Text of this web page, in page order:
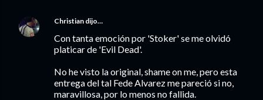
Christian dijo…
Con tanta emoción por 'Stoker' se me olvidó
platicar de 'Evil Dead'.
No he visto la original, shame on me, pero esta
entrega del tal Fede Alvarez me pareció si no,
maravillosa, por lo menos no fallida.